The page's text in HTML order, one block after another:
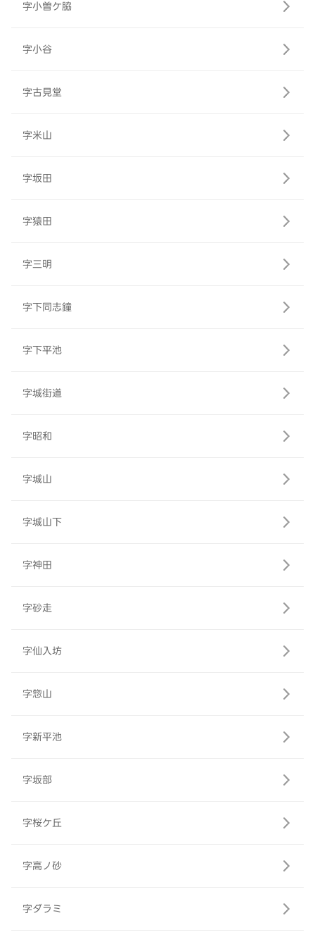
字小曽ケ脇
字小谷
字古見堂
字米山
字坂田
字猿田
字三明
字下同志鐘
字下平池
字城街道
字昭和
字城山
字城山下
字神田
字砂走
字仙入坊
字惣山
字新平池
字坂部
字桜ケ丘
字高ノ砂
字ダラミ